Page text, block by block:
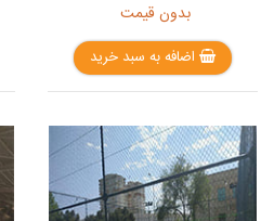
بدون قیمت
اضافه به سبد خرید